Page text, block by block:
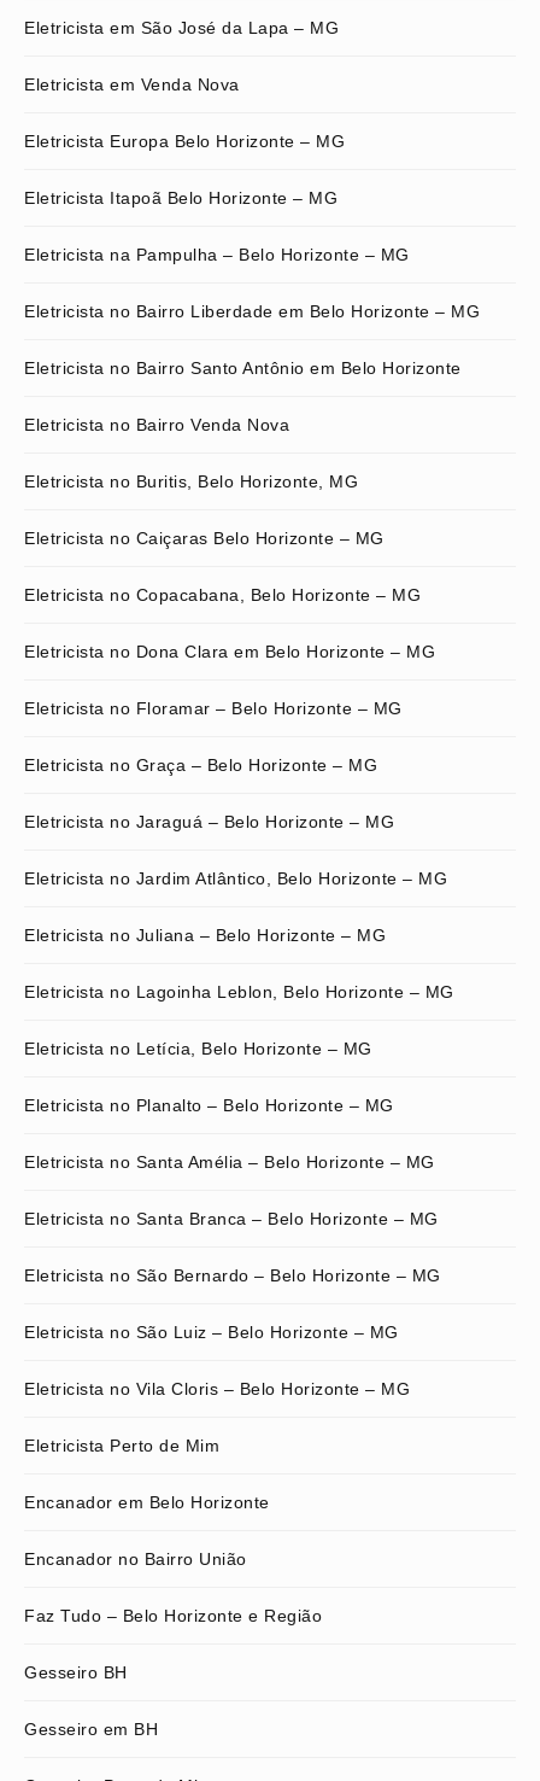
Eletricista em São José da Lapa – MG
Eletricista em Venda Nova
Eletricista Europa Belo Horizonte – MG
Eletricista Itapoã Belo Horizonte – MG
Eletricista na Pampulha – Belo Horizonte – MG
Eletricista no Bairro Liberdade em Belo Horizonte – MG
Eletricista no Bairro Santo Antônio em Belo Horizonte
Eletricista no Bairro Venda Nova
Eletricista no Buritis, Belo Horizonte, MG
Eletricista no Caiçaras Belo Horizonte – MG
Eletricista no Copacabana, Belo Horizonte – MG
Eletricista no Dona Clara em Belo Horizonte – MG
Eletricista no Floramar – Belo Horizonte – MG
Eletricista no Graça – Belo Horizonte – MG
Eletricista no Jaraguá – Belo Horizonte – MG
Eletricista no Jardim Atlântico, Belo Horizonte – MG
Eletricista no Juliana – Belo Horizonte – MG
Eletricista no Lagoinha Leblon, Belo Horizonte – MG
Eletricista no Letícia, Belo Horizonte – MG
Eletricista no Planalto – Belo Horizonte – MG
Eletricista no Santa Amélia – Belo Horizonte – MG
Eletricista no Santa Branca – Belo Horizonte – MG
Eletricista no São Bernardo – Belo Horizonte – MG
Eletricista no São Luiz – Belo Horizonte – MG
Eletricista no Vila Cloris – Belo Horizonte – MG
Eletricista Perto de Mim
Encanador em Belo Horizonte
Encanador no Bairro União
Faz Tudo – Belo Horizonte e Região
Gesseiro BH
Gesseiro em BH